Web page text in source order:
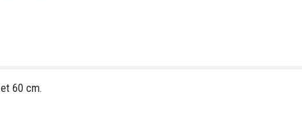
60 cm.